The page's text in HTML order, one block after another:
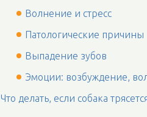
Волнение и стресс
Патологические причины
Выпадение зубов
Эмоции: возбуждение,
Что делать, если собака